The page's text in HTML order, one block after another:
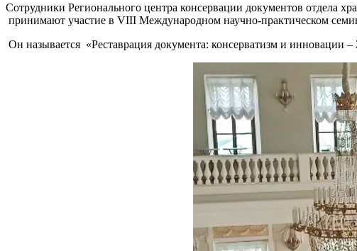
Сотрудники Регионального центра консервации документов отдела
принимают участие в VIII Международном научно-практическом
Он называется «Реставрация документа: консерватизм и инновации